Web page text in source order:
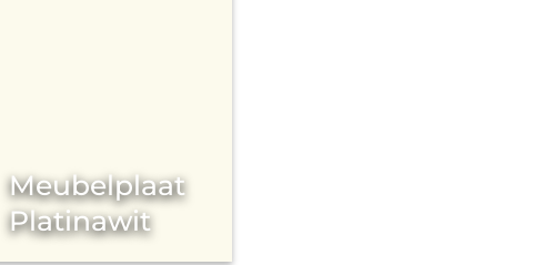
Meubelplaat
Platinawit